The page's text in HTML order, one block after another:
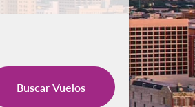
Buscar Vuelos